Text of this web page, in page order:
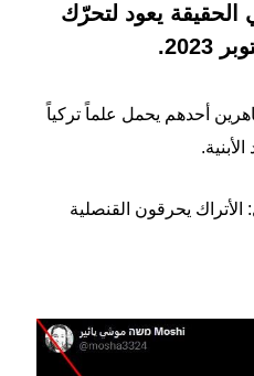
الحقيقة يعود لتحرّك
أحدهم يحمل علماً تركياً
يحرقون القنصلية